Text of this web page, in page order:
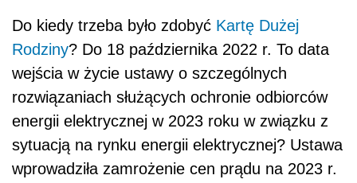
Do kiedy trzeba było zdobyć Kartę Dużej
Rodziny? Do 18 października 2022 r. To data
wejścia w życie ustawy o szczególnych
rozwiązaniach służących ochronie odbiorców
energii elektrycznej w 2023 roku w związku z
sytuacją na rynku energii elektrycznej? Ustawa
wprowadziła zamrożenie cen prądu na 2023 r.